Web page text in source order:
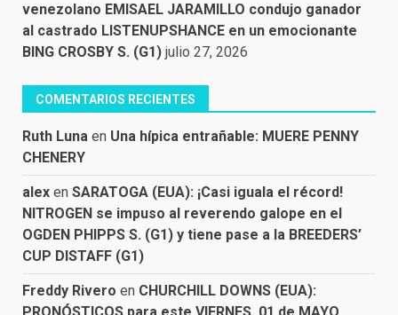
venezolano EMISAEL JARAMILLO condujo ganador
al castrado LISTENUPSHANCE en un emocionante
BING CROSBY S. (G1) julio 27, 2026
COMENTARIOS RECIENTES
Ruth Luna en Una hípica entrañable: MUERE PENNY
CHENERY
alex en SARATOGA (EUA): ¡Casi iguala el récord!
NITROGEN se impuso al reverendo galope en el
OGDEN PHIPPS S. (G1) y tiene pase a la BREEDERS’
CUP DISTAFF (G1)
Freddy Rivero en CHURCHILL DOWNS (EUA):